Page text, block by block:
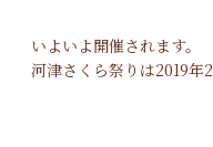
いよいよ開催されます。
河津さくら祭りは2019年